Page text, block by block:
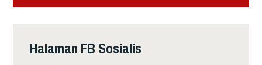
Halaman FB Sosialis